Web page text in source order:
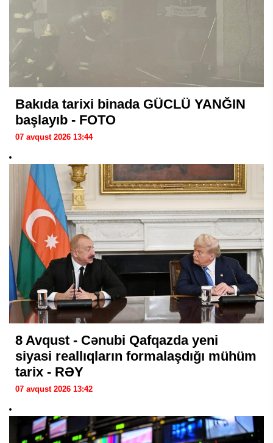
Bakıda tarixi binada GÜCLÜ YANĞIN
başlayıb - FOTO
07 avqust 2026 13:44
8 Avqust - Cənubi Qafqazda yeni
siyasi reallıqların formalaşdığı mühüm
tarix - RƏY
07 avqust 2026 13:42